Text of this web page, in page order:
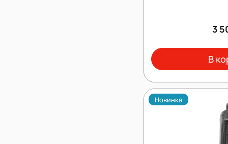
3
В
Новинка